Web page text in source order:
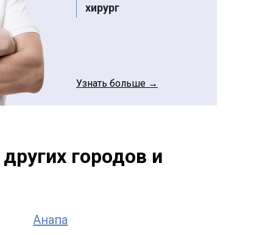
хирург
Узнать больше →
городов и
Анапа